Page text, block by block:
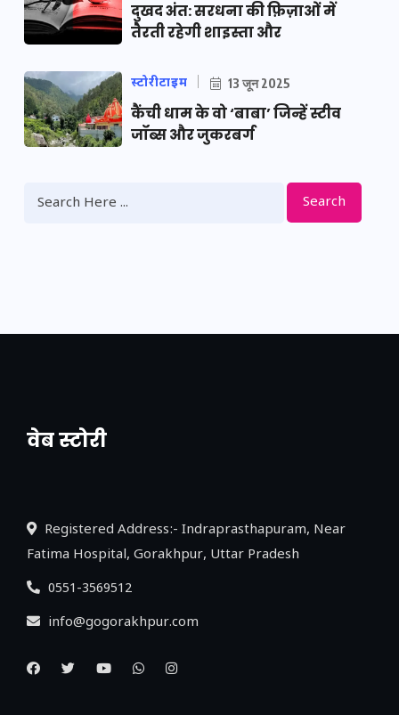
दुखद अंत: सरधना की फ़िज़ाओं में
तैरती रहेगी शाइस्ता और
स्टोरीटाइम 13 जून 2025
कैंची धाम के वो ‘बाबा’ जिन्हें स्टीव
जॉब्स और जुकरबर्ग
Search
वेब स्टोरी
नया एक्सप्रेसवे: पूर्वांचल का लक, डेवलपमेंट का
Registered Address:- Indraprasthapuram, Near
Fatima Hospital, Gorakhpur, Uttar Pradesh
0551-3569512
info@gogorakhpur.com